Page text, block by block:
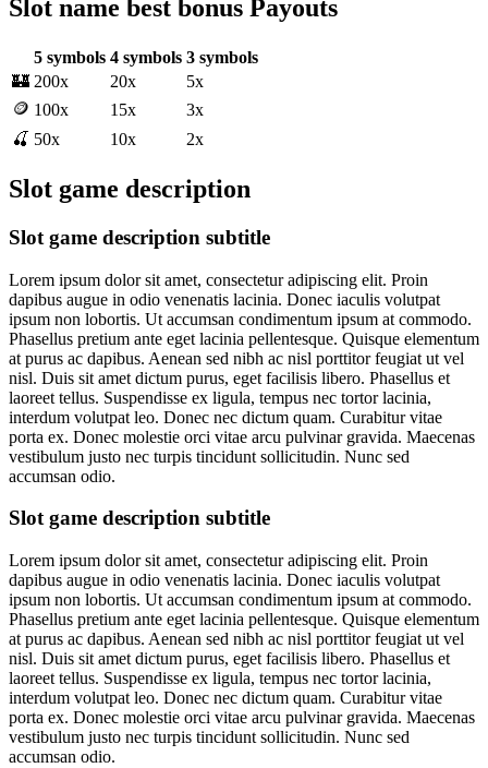
Slot name best bonus Payouts
5 symbols 4 symbols 3 symbols
🏰 200x 20x
5x
🪙 100x 15x
3x
🍒 50x 10x 2x
Slot game description
Slot game description subtitle
Lorem ipsum dolor sit amet, consectetur adipiscing elit. Proin
dapibus augue in odio venenatis lacinia. Donec iaculis volutpat
ipsum non lobortis. Ut accumsan condimentum ipsum at commodo.
Phasellus pretium ante eget lacinia pellentesque. Quisque elementum
at purus ac dapibus. Aenean sed nibh ac nisl porttitor feugiat ut vel
nisl. Duis sit amet dictum purus, eget facilisis libero. Phasellus et
laoreet tellus. Suspendisse ex ligula, tempus nec tortor lacinia,
interdum volutpat leo. Donec nec dictum quam. Curabitur vitae
porta ex. Donec molestie orci vitae arcu pulvinar gravida. Maecenas
vestibulum justo nec turpis tincidunt sollicitudin. Nunc sed
accumsan odio.
Slot game description subtitle
Lorem ipsum dolor sit amet, consectetur adipiscing elit. Proin
dapibus augue in odio venenatis lacinia. Donec iaculis volutpat
ipsum non lobortis. Ut accumsan condimentum ipsum at commodo.
Phasellus pretium ante eget lacinia pellentesque. Quisque elementum
at purus ac dapibus. Aenean sed nibh ac nisl porttitor feugiat ut vel
nisl. Duis sit amet dictum purus, eget facilisis libero. Phasellus et
laoreet tellus. Suspendisse ex ligula, tempus nec tortor lacinia,
interdum volutpat leo. Donec nec dictum quam. Curabitur vitae
porta ex. Donec molestie orci vitae arcu pulvinar gravida. Maecenas
vestibulum justo nec turpis tincidunt sollicitudin. Nunc sed
accumsan odio.